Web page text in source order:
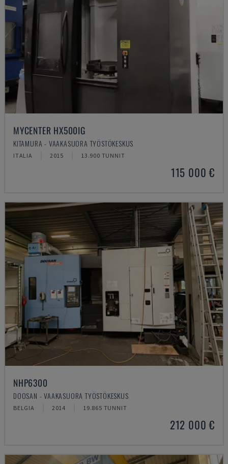
MYCENTER HX500IG
KITAMURA - VAAKASUORA TYÖSTÖKESKUS
ITALIA 2015 13.900 TUNNIT
115 000 €
NHP6300
DOOSAN - VAAKASUORA TYÖSTÖKESKUS
BELGIA 2014 19.865 TUNNIT
212 000 €